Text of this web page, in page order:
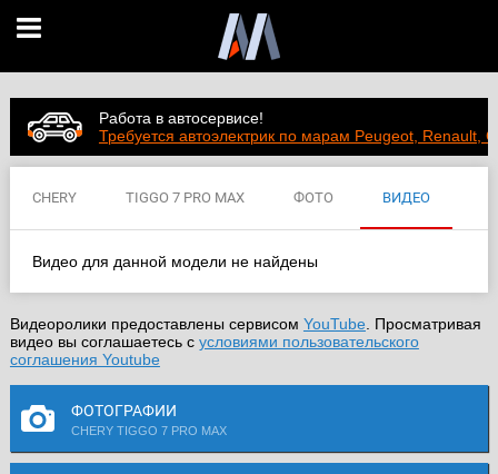
Работа в автосервисе!
Требуется автоэлектрик по марам Peugeot, Renault,
CHERY TIGGO 7 PRO MAX ФОТО ВИДЕО
ЦЕНЫ ХАРАКТЕРИСТИКИ
Видео для данной модели не найдены
Видеоролики предоставлены сервисом YouTube. Просматривая
видео вы соглашаетесь с условиями пользовательского
соглашения Youtube
ФОТОГРАФИИ
CHERY TIGGO 7 PRO MAX